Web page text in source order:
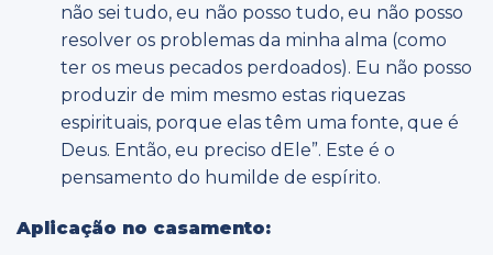
não sei tudo, eu não posso tudo, eu não posso
resolver os problemas da minha alma (como
ter os meus pecados perdoados). Eu não posso
produzir de mim mesmo estas riquezas
espirituais, porque elas têm uma fonte, que é
Deus. Então, eu preciso dEle”. Este é o
pensamento do humilde de espírito.
Aplicação no casamento: